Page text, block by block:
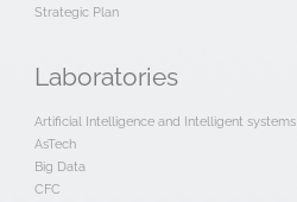
Strategic Plan
Laboratories
Artificial Intelligence and Intelligent systems
AsTech
Big Data
CFC